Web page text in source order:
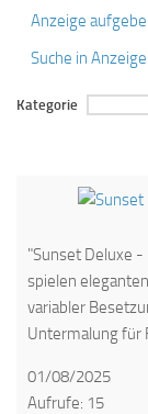
Anzeige
Suche in
Kategorie
"Sunset Deluxe -
spielen
variabler
Untermalung für
01/08/2025
Aufrufe: 15